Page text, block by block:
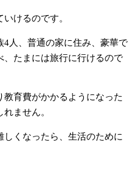
けるのです。
人、普通の家に住み、豪華で
、たまには旅行に行けるので
育費がかかるようになった
ません。
くなったら、生活のために